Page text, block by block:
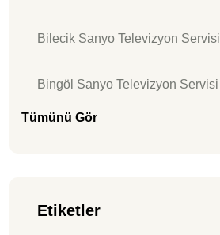
Bilecik Sanyo Televizyon Servisi
Bingöl Sanyo Televizyon Servisi
Tümünü Gör
Etiketler